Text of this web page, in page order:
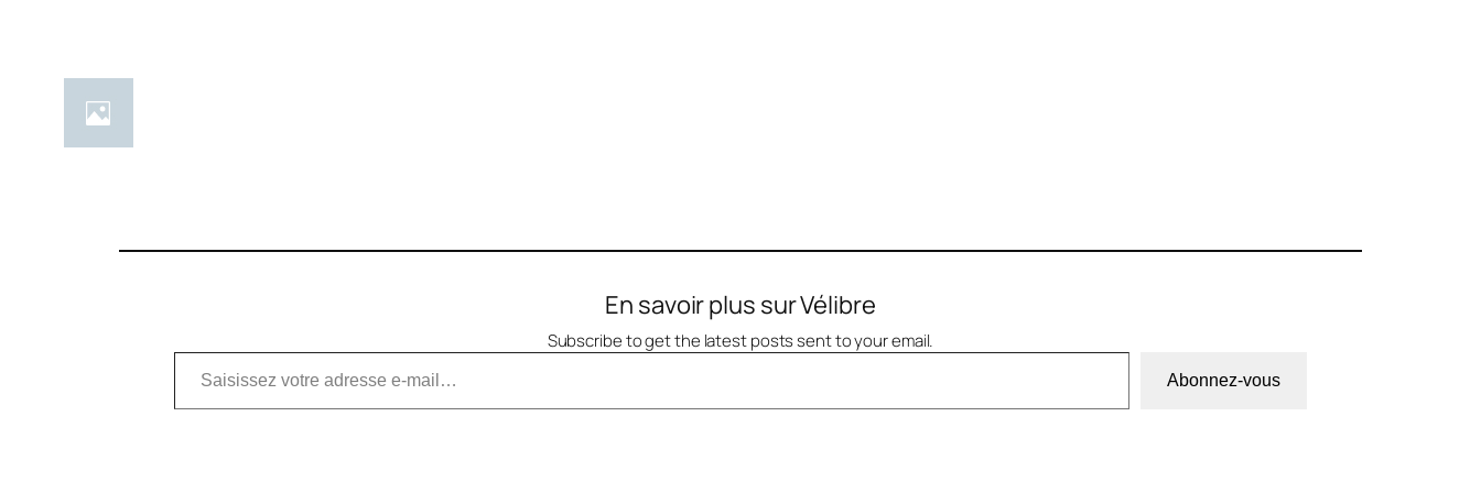
En savoir plus sur Vélibre
Subscribe to get the latest posts sent to your email.
Saisissez votre adresse e-mail…
Abonnez-vous